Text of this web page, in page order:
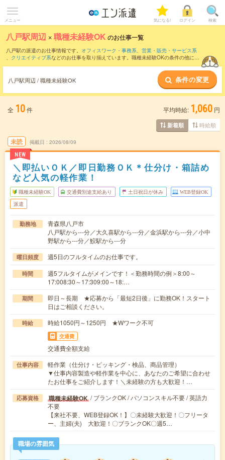
メニュー 気になる! ログイン 検索
八戸駅周辺 ×職種未経験OK のお仕事一覧
八戸駅の派遣のお仕事情報です。 オフィスワーク・事務系、 営業・販売・サービス系
、 クリエイティブ系などのお仕事を取り揃えています。職種未経験OKの条件の他に、
八戸駅周辺 / 職種未経験OK 条件の変更
全 10件 平均時給: 1,060 円
新着順 時給順
未読
NEW
掲載日 2026/08/09
＼即払いＯＫ／即日勤務ＯＫ＊仕分け・箱詰め
など人気の軽作業！
職種未経験OK 交通費別途支給あり 土日祝日が休み WEB登録OK
派遣
勤務地
青森県八戸市
八戸駅から---分／大久喜駅から---分／金浜駅から---分／小中
野駅から---分／鮫駅から---分
曜日頻度 週5日のフルタイムのお仕事です。
時間
週5フルタイムがメインです！＜勤務時間の例＞8:00～
17:008:30～17:309:00～18:…
期間
即日～長期 ★応募から「最短2日後」に勤務OK！スタート
日はご相談ください。
時給 時給1050円～1250円 ★Wワーク不可
交通費
交通費全額支給
仕事内容
軽作業（仕分け・ピッキング・検品、商品管理）
▼仕事内容製造や軽作業を中心に、あなたのご希望に合わせ
たお仕事をご紹介します！＼未経験の方も大歓迎！…
応募資格 職種未経験OK / ブランクOK / パソコンスキル不要 / 英語力
不要
【来社不要、WEB登録OK！】〇未経験大歓迎！〇フリータ
ー、主婦(夫) 大歓迎！〇ブランクOK〇週5…
職場の雰囲気